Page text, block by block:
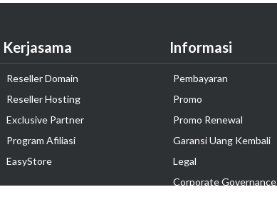
Kerjasama
Reseller Domain
Reseller Hosting
Exclusive Partner
Program Afiliasi
EasyStore
Informasi
Pembayaran
Promo
Promo Renewal
Garansi Uang Kembali
Legal
Corporate Governance